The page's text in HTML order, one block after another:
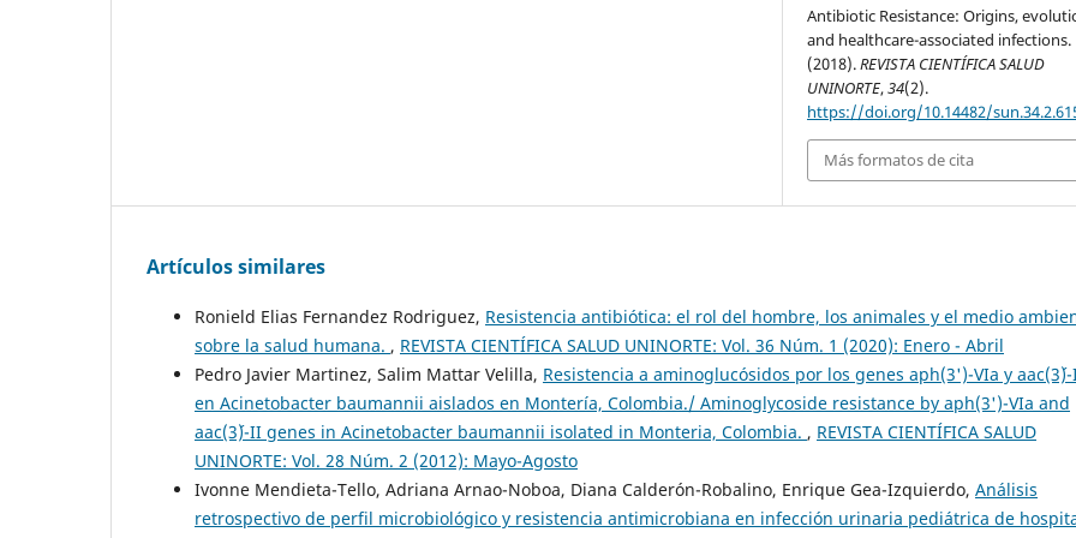
Antibiotic Resistance: Origins,
and healthcare-associated infections.
(2018).REVISTA CIENTÍFICA SALUD
UNINORTE,34(2).
https://doi.org/10.14482/
Más formatos de cita
Artículos similares
Ronield Elias Fernandez Rodriguez, Resistencia antibiótica: el rol del hombre, los animales y el medio
sobre la salud humana. , REVISTA CIENTÍFICA SALUD UNINORTE: Vol. 36 Núm. 1 (2020): Enero - Abril
Pedro Javier Martinez, Salim Mattar Velilla, Resistencia a aminoglucósidos por los genes aph(3')-VIa y
en Acinetobacter baumannii aislados en Montería, Colombia./ Aminoglycoside resistance by aph(3')-VIa and
aac(3´)-II genes in Acinetobacter baumannii isolated in Monteria, Colombia. , REVISTA CIENTÍFICA SALUD
UNINORTE: Vol. 28 Núm. 2 (2012): Mayo-Agosto
Ivonne Mendieta-Tello, Adriana Arnao-Noboa, Diana Calderón-Robalino, Enrique Gea-Izquierdo, Análisis
retrospectivo de perfil microbiológico y resistencia antimicrobiana en infección urinaria pediátrica de